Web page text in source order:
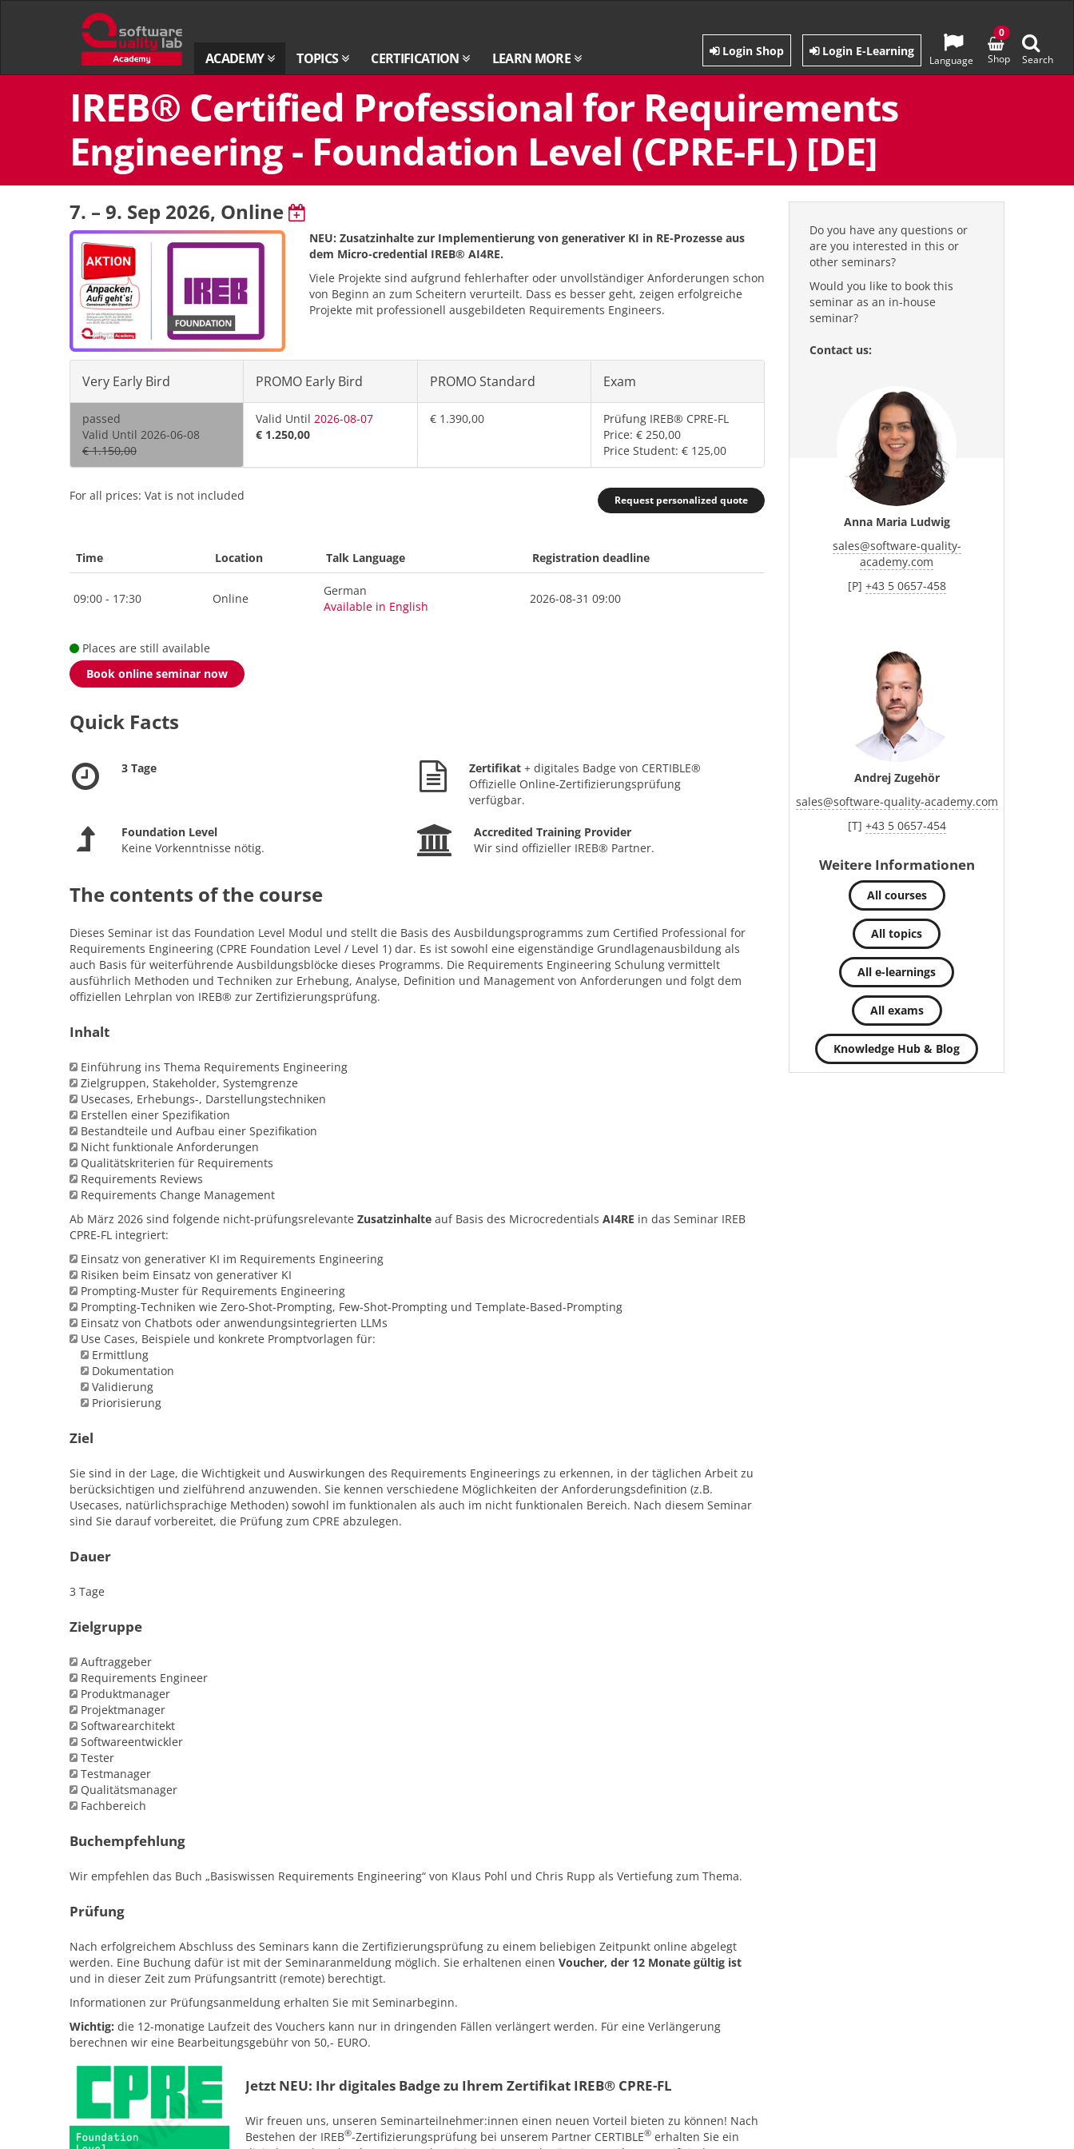
Skip
Go
to
homepage
ACADEMY TOPICS CERTIFICATION LEARN MORE Language
Login Shop Login E-Learning
Shop
0
Search
IREB® Certified Professional for Requirements
Engineering - Foundation Level (CPRE-FL) [DE]
7. – 9. Sep 2026, Online
NEU: Zusatzinhalte zur Implementierung von generativer KI in RE-Prozesse aus
dem Micro-credential IREB® AI4RE.
Viele Projekte sind aufgrund fehlerhafter oder unvollständiger Anforderungen schon
von Beginn an zum Scheitern verurteilt. Dass es besser geht, zeigen erfolgreiche
Projekte mit professionell ausgebildeten Requirements Engineers.
Very Early Bird
passed
Valid Until 2026-06-08
€ 1.150,00
PROMO Early Bird
Valid Until 2026-08-07
€ 1.250,00
PROMO Standard
€ 1.390,00
Exam
Prüfung IREB® CPRE-FL
Price: € 250,00
Price Student: € 125,00
Request personalized quote
For all prices: Vat is not included
Time Location Talk Language Registration deadline
09:00 - 17:30 Online
German
Available in English
2026-08-31 09:00
Places are still available
Book online seminar now
Quick Facts
3 Tage Zertifikat + digitales Badge von CERTIBLE®
Offizielle Online-Zertifizierungsprüfung
verfügbar.
Foundation Level
Keine Vorkenntnisse nötig.
Accredited Training Provider
Wir sind offizieller IREB® Partner.
The contents of the course
Dieses Seminar ist das Foundation Level Modul und stellt die Basis des Ausbildungsprogramms zum Certified Professional for
Requirements Engineering (CPRE Foundation Level / Level 1) dar. Es ist sowohl eine eigenständige Grundlagenausbildung als
auch Basis für weiterführende Ausbildungsblöcke dieses Programms. Die Requirements Engineering Schulung vermittelt
ausführlich Methoden und Techniken zur Erhebung, Analyse, Definition und Management von Anforderungen und folgt dem
offiziellen Lehrplan von IREB® zur Zertifizierungsprüfung.
Inhalt
Einführung ins Thema Requirements Engineering
Zielgruppen, Stakeholder, Systemgrenze
Usecases, Erhebungs-, Darstellungstechniken
Erstellen einer Spezifikation
Bestandteile und Aufbau einer Spezifikation
Nicht funktionale Anforderungen
Qualitätskriterien für Requirements
Requirements Reviews
Requirements Change Management
Ab März 2026 sind folgende nicht-prüfungsrelevante Zusatzinhalte auf Basis des Microcredentials AI4RE in das Seminar IREB
CPRE-FL integriert:
Einsatz von generativer KI im Requirements Engineering
Risiken beim Einsatz von generativer KI
Prompting-Muster für Requirements Engineering
Prompting-Techniken wie Zero-Shot-Prompting, Few-Shot-Prompting und Template-Based-Prompting
Einsatz von Chatbots oder anwendungsintegrierten LLMs
Use Cases, Beispiele und konkrete Promptvorlagen für:
Ermittlung
Dokumentation
Validierung
Priorisierung
Ziel
Sie sind in der Lage, die Wichtigkeit und Auswirkungen des Requirements Engineerings zu erkennen, in der täglichen Arbeit zu
berücksichtigen und zielführend anzuwenden. Sie kennen verschiedene Möglichkeiten der Anforderungsdefinition (z.B.
Usecases, natürlichsprachige Methoden) sowohl im funktionalen als auch im nicht funktionalen Bereich. Nach diesem Seminar
sind Sie darauf vorbereitet, die Prüfung zum CPRE abzulegen.
Dauer
3 Tage
Zielgruppe
Auftraggeber
Requirements Engineer
Produktmanager
Projektmanager
Softwarearchitekt
Softwareentwickler
Tester
Testmanager
Qualitätsmanager
Fachbereich
Buchempfehlung
Wir empfehlen das Buch „Basiswissen Requirements Engineering“ von Klaus Pohl und Chris Rupp als Vertiefung zum Thema.
Prüfung
Nach erfolgreichem Abschluss des Seminars kann die Zertifizierungsprüfung zu einem beliebigen Zeitpunkt online abgelegt
werden. Eine Buchung dafür ist mit der Seminaranmeldung möglich. Sie erhaltenen einen Voucher, der 12 Monate gültig ist
und in dieser Zeit zum Prüfungsantritt (remote) berechtigt.
Informationen zur Prüfungsanmeldung erhalten Sie mit Seminarbeginn.
Wichtig: die 12-monatige Laufzeit des Vouchers kann nur in dringenden Fällen verlängert werden. Für eine Verlängerung
berechnen wir eine Bearbeitungsgebühr von 50,- EURO.
Jetzt NEU: Ihr digitales Badge zu Ihrem Zertifikat IREB® CPRE-FL
Wir freuen uns, unseren Seminarteilnehmer:innen einen neuen Vorteil bieten zu können! Nach
Bestehen der IREB®-Zertifizierungsprüfung bei unserem Partner CERTIBLE® erhalten Sie ein
Do you have any questions or
are you interested in this or
other seminars?
Would you like to book this
seminar as an in-house
seminar?
Contact us:
Anna Maria Ludwig
sales@software-quality-
academy.com
[P] +43 5 0657-458
Andrej Zugehör
sales@software-quality-academy.com
[T] +43 5 0657-454
Weitere Informationen
All courses
All topics
All e-learnings
All exams
Knowledge Hub & Blog